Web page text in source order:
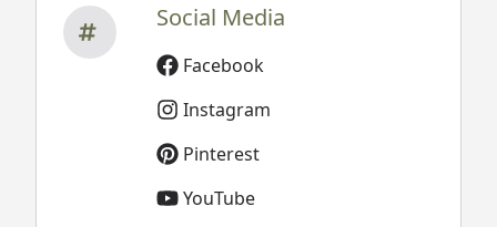
Social Media
Facebook
Instagram
Pinterest
YouTube